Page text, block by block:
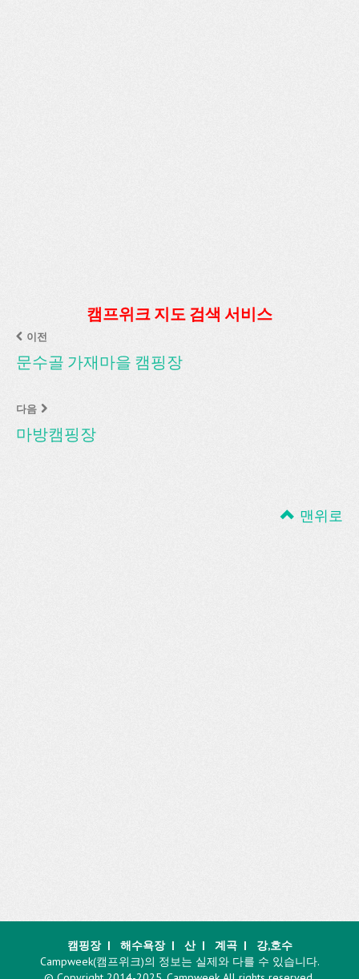
캠프위크 지도 검색 서비스
이전
문수골 가재마을 캠핑장
다음
마방캠핑장
맨위로
캠핑장| 해수욕장| 산| 계곡|
강,호수
Campweek(캠프위크)의 정보는 실제와 다를 수 있습니다.